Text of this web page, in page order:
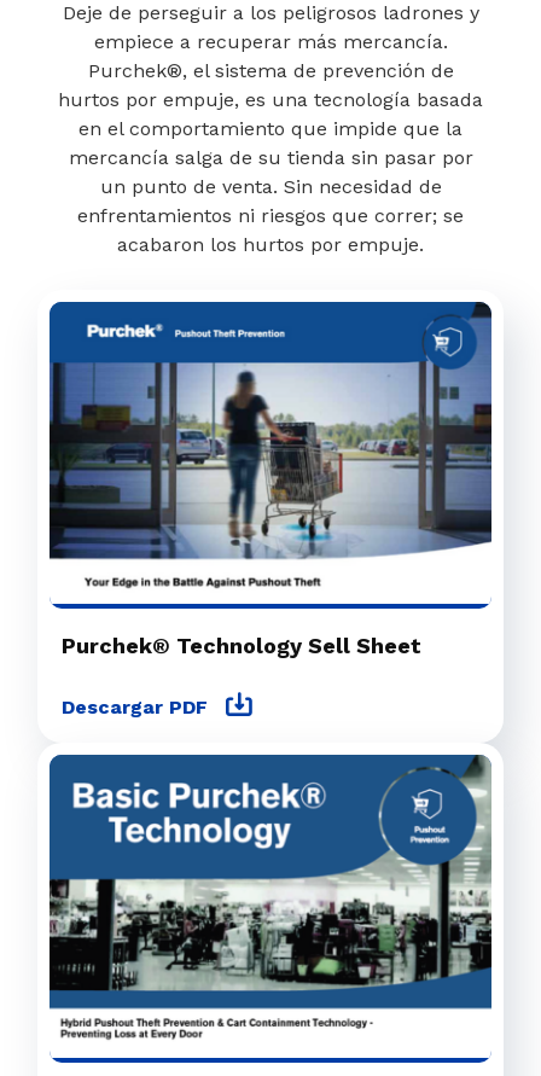
Deje de perseguir a los peligrosos ladrones y
empiece a recuperar más mercancía.
Purchek®, el sistema de prevención de
hurtos por empuje, es una tecnología basada
en el comportamiento que impide que la
mercancía salga de su tienda sin pasar por
un punto de venta. Sin necesidad de
enfrentamientos ni riesgos que correr; se
acabaron los hurtos por empuje.
Purchek® Technology Sell Sheet
Descargar PDF